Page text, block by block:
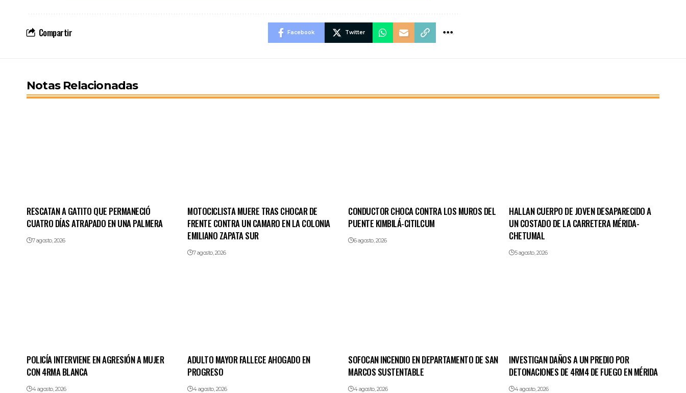
Compartir Facebook Twitter
Notas Relacionadas
RESCATAN A GATITO QUE PERMANECIÓ
CUATRO DÍAS ATRAPADO EN UNA PALMERA
7 agosto, 2026
MOTOCICLISTA MUERE TRAS CHOCAR DE
FRENTE CONTRA UN CAMARO EN LA COLONIA
EMILIANO ZAPATA SUR
7 agosto, 2026
CONDUCTOR CHOCA CONTRA LOS MUROS DEL
PUENTE KIMBILÁ-CITILCUM
6 agosto, 2026
HALLAN CUERPO DE JOVEN DESAPARECIDO A
UN COSTADO DE LA CARRETERA MÉRIDA-
CHETUMAL
5 agosto, 2026
POLICÍA INTERVIENE EN AGRESIÓN A MUJER
CON 4RMA BLANCA
4 agosto, 2026
ADULTO MAYOR FALLECE AHOGADO EN
PROGRESO
4 agosto, 2026
SOFOCAN INCENDIO EN DEPARTAMENTO DE SAN
MARCOS SUSTENTABLE
4 agosto, 2026
INVESTIGAN DAÑOS A UN PREDIO POR
DETONACIONES DE 4RM4 DE FUEGO EN MÉRIDA
4 agosto, 2026